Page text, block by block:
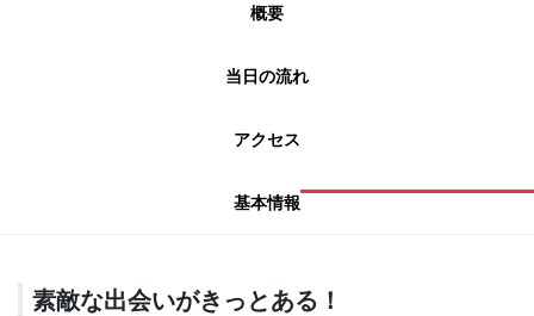
概要
当日の流れ
アクセス
基本情報
素敵な出会いがきっとある！